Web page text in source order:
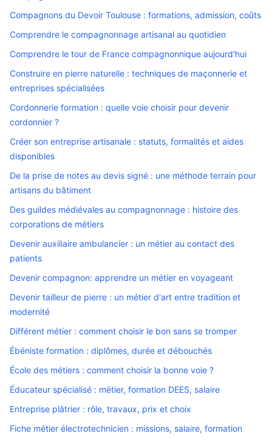
Compagnons du Devoir Toulouse : formations, admission, coûts
Comprendre le compagnonnage artisanal au quotidien
Comprendre le tour de France compagnonnique aujourd'hui
Construire en pierre naturelle : techniques de maçonnerie et
entreprises spécialisées
Cordonnerie formation : quelle voie choisir pour devenir
cordonnier ?
Créer son entreprise artisanale : statuts, formalités et aides
disponibles
De la prise de notes au devis signé : une méthode terrain pour
artisans du bâtiment
Des guildes médiévales au compagnonnage : histoire des
corporations de métiers
Devenir auxiliaire ambulancier : un métier au contact des
patients
Devenir compagnon: apprendre un métier en voyageant
Devenir tailleur de pierre : un métier d'art entre tradition et
modernité
Différent métier : comment choisir le bon sans se tromper
Ébéniste formation : diplômes, durée et débouchés
École des métiers : comment choisir la bonne voie ?
Éducateur spécialisé : métier, formation DEES, salaire
Entreprise plâtrier : rôle, travaux, prix et choix
Fiche métier électrotechnicien : missions, salaire, formation